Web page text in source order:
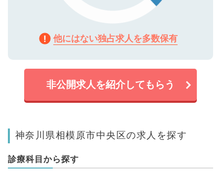
他にはない独占求人を多数保有
非公開求人を紹介してもらう
神奈川県相模原市中央区の求人を探す
診療科目から探す